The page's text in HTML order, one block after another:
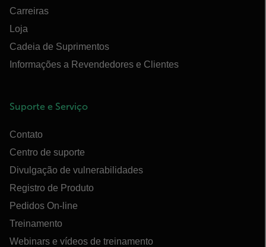
Carreiras
Loja
Cadeia de Suprimentos
Informações a Revendedores e Clientes
Suporte e Serviço
Contato
Centro de suporte
Divulgação de vulnerabilidades
Registro de Produto
Pedidos On-line
Treinamento
Webinars e vídeos de treinamento